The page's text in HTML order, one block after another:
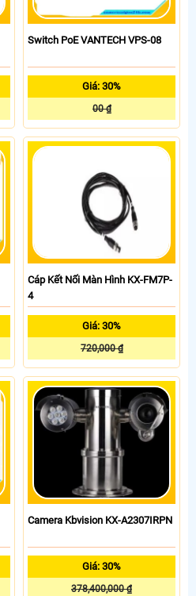
Switch PoE VANTECH VPS-08
Giá: 30%
00 ₫
Cáp Kết Nối Màn Hình KX-FM7P-
4
Giá: 30%
720,000 ₫
Camera Kbvision KX-A2307IRPN
Giá: 30%
378,400,000 ₫